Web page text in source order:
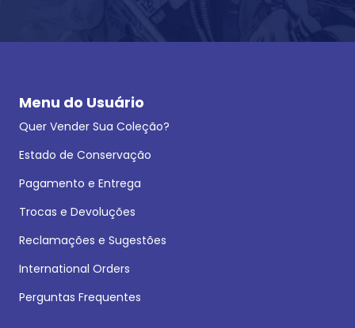
Menu do Usuário
Quer Vender Sua Coleção?
Estado de Conservação
Pagamento e Entrega
Trocas e Devoluções
Reclamações e Sugestões
International Orders
Perguntas Frequentes